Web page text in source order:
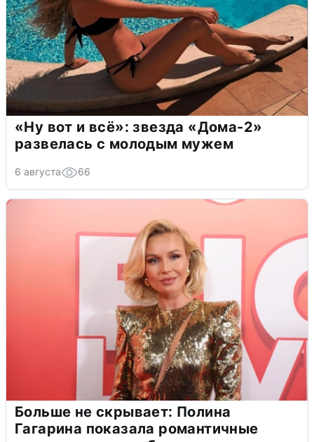
«Ну вот и всё»: звезда «Дома-2»
развелась с молодым мужем
6 августа 66
Больше не скрывает: Полина
Гагарина показала романтичные